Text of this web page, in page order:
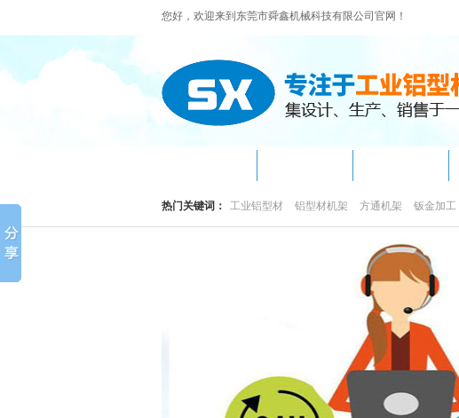
您好，欢迎来到东莞市舜鑫机械科技有限公司官网！
热门关键词： 工业铝型材 铝型材机架 方通机架 钣金加工
厂区大型机架焊接 承重设备...